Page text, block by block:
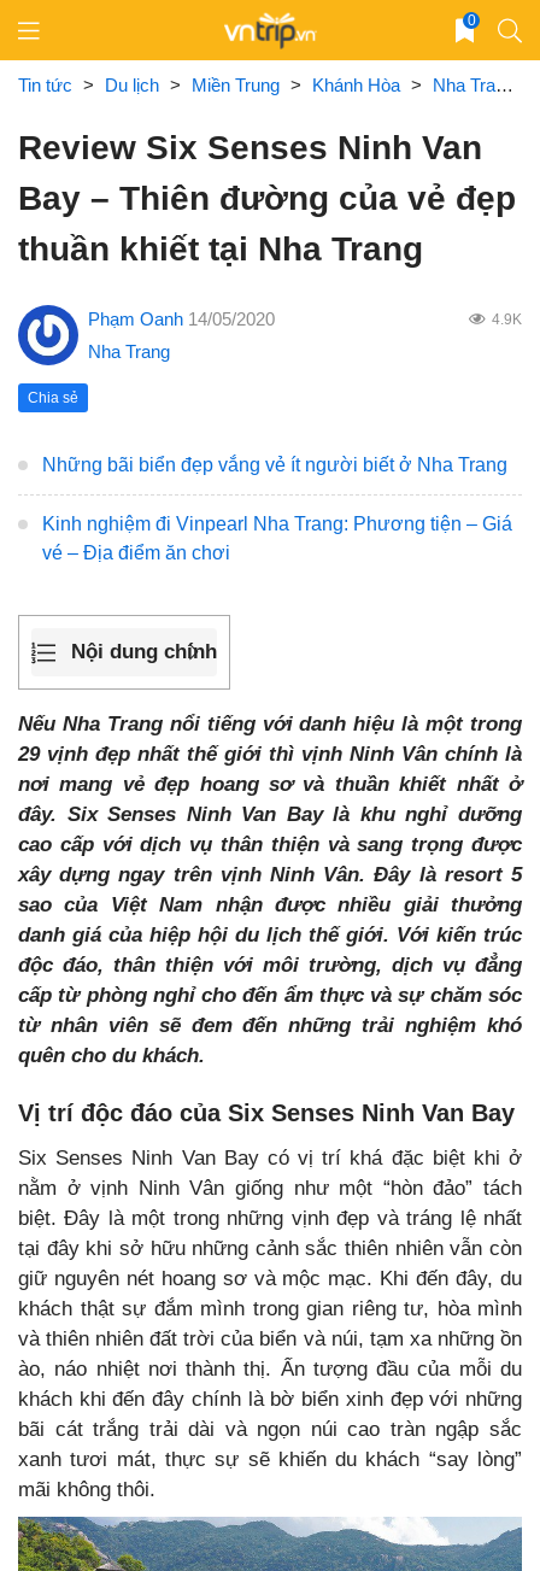
content
0
Tin tức > Du lịch > Miền Trung > Khánh Hòa > Nha Trang
Review Six Senses Ninh Van
Bay – Thiên đường của vẻ đẹp
thuần khiết tại Nha Trang
Phạm Oanh 14/05/2020 4.9K
Nha Trang
Chia sẻ
Những bãi biển đẹp vắng vẻ ít người biết ở Nha Trang
Kinh nghiệm đi Vinpearl Nha Trang: Phương tiện – Giá
vé – Địa điểm ăn chơi
Nội dung chính
Nếu Nha Trang nổi tiếng với danh hiệu là một trong
29 vịnh đẹp nhất thế giới thì vịnh Ninh Vân chính là
nơi mang vẻ đẹp hoang sơ và thuần khiết nhất ở
đây. Six Senses Ninh Van Bay là khu nghỉ dưỡng
cao cấp với dịch vụ thân thiện và sang trọng được
xây dựng ngay trên vịnh Ninh Vân. Đây là resort 5
sao của Việt Nam nhận được nhiều giải thưởng
danh giá của hiệp hội du lịch thế giới. Với kiến trúc
độc đáo, thân thiện với môi trường, dịch vụ đẳng
cấp từ phòng nghỉ cho đến ẩm thực và sự chăm sóc
từ nhân viên sẽ đem đến những trải nghiệm khó
quên cho du khách.
Vị trí độc đáo của Six Senses Ninh Van Bay
Six Senses Ninh Van Bay có vị trí khá đặc biệt khi ở
nằm ở vịnh Ninh Vân giống như một “hòn đảo” tách
biệt. Đây là một trong những vịnh đẹp và tráng lệ nhất
tại đây khi sở hữu những cảnh sắc thiên nhiên vẫn còn
giữ nguyên nét hoang sơ và mộc mạc. Khi đến đây, du
khách thật sự đắm mình trong gian riêng tư, hòa mình
và thiên nhiên đất trời của biển và núi, tạm xa những ồn
ào, náo nhiệt nơi thành thị. Ấn tượng đầu của mỗi du
khách khi đến đây chính là bờ biển xinh đẹp với những
bãi cát trắng trải dài và ngọn núi cao tràn ngập sắc
xanh tươi mát, thực sự sẽ khiến du khách “say lòng”
mãi không thôi.